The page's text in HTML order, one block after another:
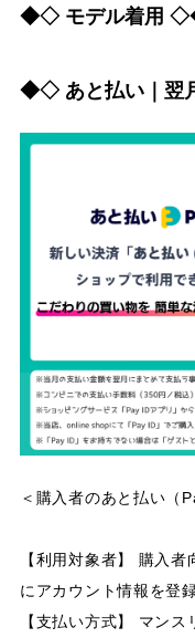
◆◇ モデル着用
◆◇ あと払い｜翌
＜購入者のあと払い（
【利用対象者】 購入
にアカウント情報を登
【支払い方式】 マンス